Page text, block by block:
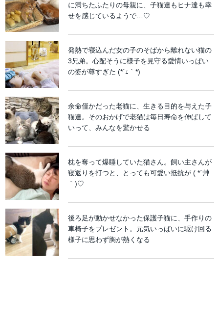
に満ちたふたりの母親に、子猫達もヒナ達も幸
せを感じているようで…♡
発熱で寝込んだ女の子のそばから離れない猫の
3兄弟。心配そうに様子を見守る愛情いっぱい
の姿が尊すぎた (*´ｪ｀*)
余命僅かだった老猫に、生きる目的を与えた子
猫達。そのおかげで老猫は毎日寿命を伸ばして
いって、みんなを驚かせる
枕を奪って爆睡していた猫さん。飼い主さんが
寝返りを打つと、とっても可愛い抵抗が ( *´艸
｀)♡
後ろ足が動かせなかった保護子猫に、手作りの
車椅子をプレゼント。元気いっぱいに駆け回る
様子に思わず胸が熱くなる